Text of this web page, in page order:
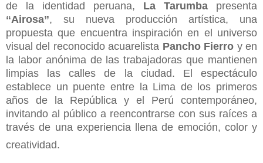
de la identidad peruana, La Tarumba presenta
“Airosa”, su nueva producción artística, una
propuesta que encuentra inspiración en el universo
visual del reconocido acuarelista Pancho Fierro y en
la labor anónima de las trabajadoras que mantienen
limpias las calles de la ciudad. El espectáculo
establece un puente entre la Lima de los primeros
años de la República y el Perú contemporáneo,
invitando al público a reencontrarse con sus raíces a
través de una experiencia llena de emoción, color y
creatividad.